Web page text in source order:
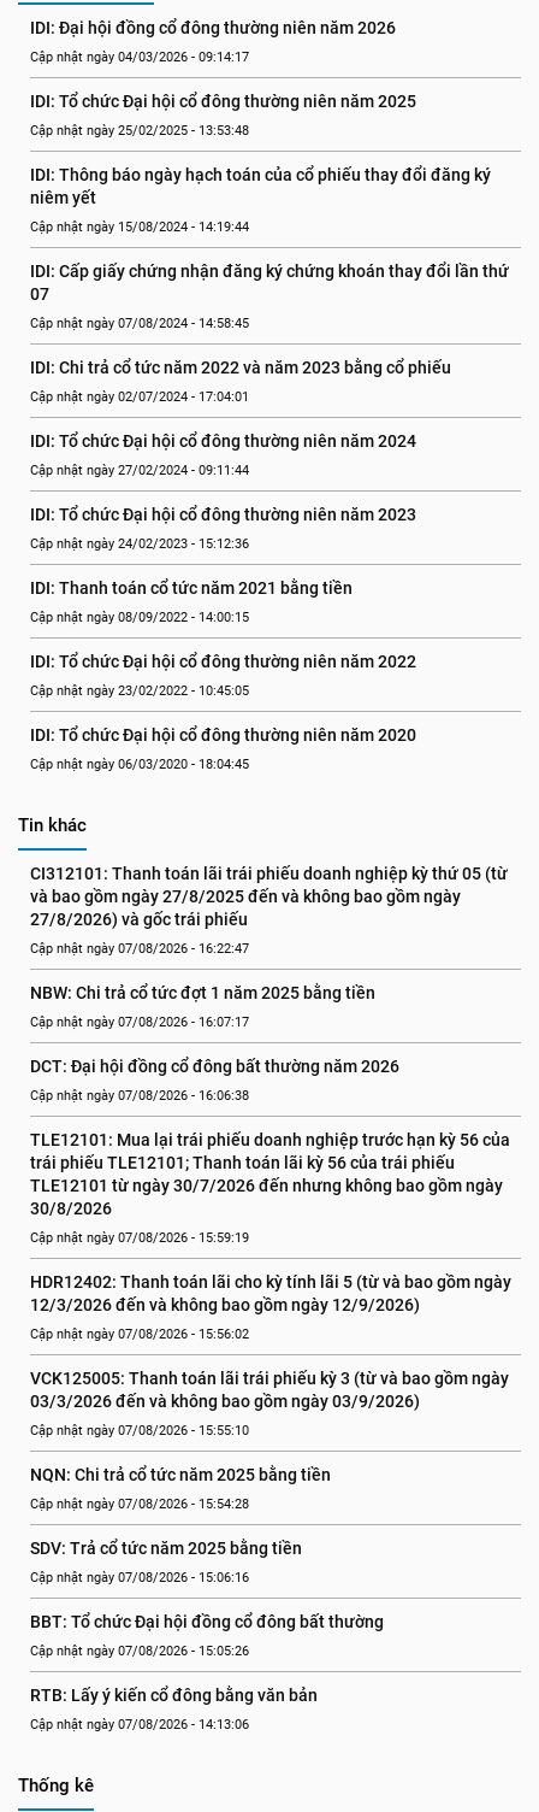
IDI: Đại hội đồng cổ đông thường niên năm 2026
Cập nhật ngày 04/03/2026 - 09:14:17
IDI: Tổ chức Đại hội cổ đông thường niên năm 2025
Cập nhật ngày 25/02/2025 - 13:53:48
IDI: Thông báo ngày hạch toán của cổ phiếu thay đổi đăng ký
niêm yết
Cập nhật ngày 15/08/2024 - 14:19:44
IDI: Cấp giấy chứng nhận đăng ký chứng khoán thay đổi lần thứ
07
Cập nhật ngày 07/08/2024 - 14:58:45
IDI: Chi trả cổ tức năm 2022 và năm 2023 bằng cổ phiếu
Cập nhật ngày 02/07/2024 - 17:04:01
IDI: Tổ chức Đại hội cổ đông thường niên năm 2024
Cập nhật ngày 27/02/2024 - 09:11:44
IDI: Tổ chức Đại hội cổ đông thường niên năm 2023
Cập nhật ngày 24/02/2023 - 15:12:36
IDI: Thanh toán cổ tức năm 2021 bằng tiền
Cập nhật ngày 08/09/2022 - 14:00:15
IDI: Tổ chức Đại hội cổ đông thường niên năm 2022
Cập nhật ngày 23/02/2022 - 10:45:05
IDI: Tổ chức Đại hội cổ đông thường niên năm 2020
Cập nhật ngày 06/03/2020 - 18:04:45
Tin khác
CI312101: Thanh toán lãi trái phiếu doanh nghiệp kỳ thứ 05 (từ
và bao gồm ngày 27/8/2025 đến và không bao gồm ngày
27/8/2026) và gốc trái phiếu
Cập nhật ngày 07/08/2026 - 16:22:47
NBW: Chi trả cổ tức đợt 1 năm 2025 bằng tiền
Cập nhật ngày 07/08/2026 - 16:07:17
DCT: Đại hội đồng cổ đông bất thường năm 2026
Cập nhật ngày 07/08/2026 - 16:06:38
TLE12101: Mua lại trái phiếu doanh nghiệp trước hạn kỳ 56 của
trái phiếu TLE12101; Thanh toán lãi kỳ 56 của trái phiếu
TLE12101 từ ngày 30/7/2026 đến nhưng không bao gồm ngày
30/8/2026
Cập nhật ngày 07/08/2026 - 15:59:19
HDR12402: Thanh toán lãi cho kỳ tính lãi 5 (từ và bao gồm ngày
12/3/2026 đến và không bao gồm ngày 12/9/2026)
Cập nhật ngày 07/08/2026 - 15:56:02
VCK125005: Thanh toán lãi trái phiếu kỳ 3 (từ và bao gồm ngày
03/3/2026 đến và không bao gồm ngày 03/9/2026)
Cập nhật ngày 07/08/2026 - 15:55:10
NQN: Chi trả cổ tức năm 2025 bằng tiền
Cập nhật ngày 07/08/2026 - 15:54:28
SDV: Trả cổ tức năm 2025 bằng tiền
Cập nhật ngày 07/08/2026 - 15:06:16
BBT: Tổ chức Đại hội đồng cổ đông bất thường
Cập nhật ngày 07/08/2026 - 15:05:26
RTB: Lấy ý kiến cổ đông bằng văn bản
Cập nhật ngày 07/08/2026 - 14:13:06
Thống kê